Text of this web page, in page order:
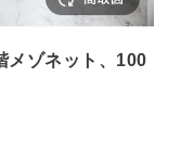
ゾネット、100